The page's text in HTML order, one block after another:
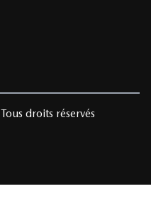
Tous droits réservés